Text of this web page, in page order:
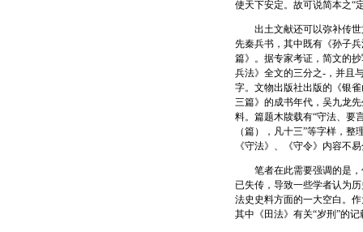
使天下安定。故可说简本之“
出土文献还可以弥补传世
先秦兵书，其中既有《孙子
篇》。据专家考证，简文的
兵法》全文的三分之-，并且
字。文物出版社出版的《银
三篇》的成书年代，吴九龙
料。篇题木牍载有“守法、要
（篇），凡十三”等字样，
《守法》、《守令》内容不
笔者在此需要强调的是，
已失传，导致一些学者认为
法史史料方面的一大空白。
其中《田法》有关“岁刑”的